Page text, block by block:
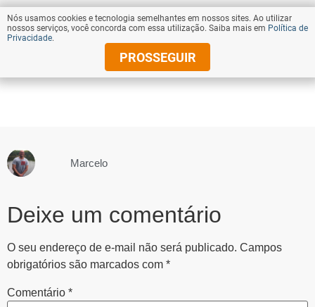
Marcelo
Deixe um comentário
O seu endereço de e-mail não será publicado. Campos
obrigatórios são marcados com *
Comentário *